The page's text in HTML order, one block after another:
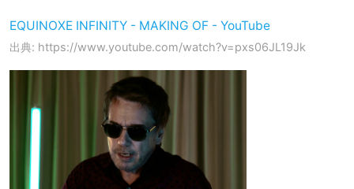
EQUINOXE INFINITY - MAKING OF - YouTube
出典: https://www.youtube.com/watch?v=pxs06JL19Jk